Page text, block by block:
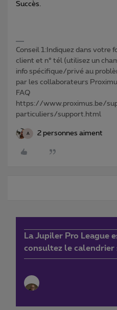
Succès.
Conseil 1:Indiquez dans votre
client et n° tél (utilisez un
info spécifique/privé au
par les collaborateurs
FAQ
https://www.proximus.be/
particuliers/support.html
A 2 personnes aiment
La Jupiler Pro League
consultez le calendrier